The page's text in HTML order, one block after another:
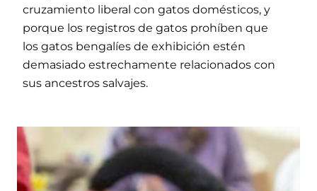
cruzamiento liberal con gatos domésticos, y
porque los registros de gatos prohíben que
los gatos bengalíes de exhibición estén
demasiado estrechamente relacionados con
sus ancestros salvajes.